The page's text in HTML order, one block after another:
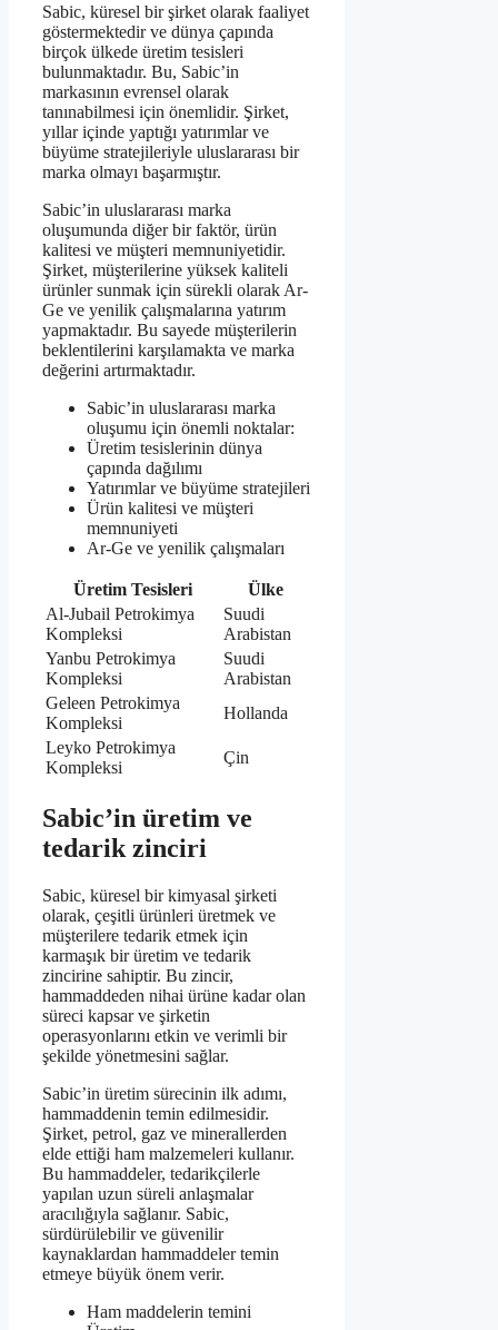
Sabic, küresel bir şirket olarak faaliyet
göstermektedir ve dünya çapında
birçok ülkede üretim tesisleri
bulunmaktadır. Bu, Sabic’in
markasının evrensel olarak
tanınabilmesi için önemlidir. Şirket,
yıllar içinde yaptığı yatırımlar ve
büyüme stratejileriyle uluslararası bir
marka olmayı başarmıştır.
Sabic’in uluslararası marka
oluşumunda diğer bir faktör, ürün
kalitesi ve müşteri memnuniyetidir.
Şirket, müşterilerine yüksek kaliteli
ürünler sunmak için sürekli olarak Ar-
Ge ve yenilik çalışmalarına yatırım
yapmaktadır. Bu sayede müşterilerin
beklentilerini karşılamakta ve marka
değerini artırmaktadır.
Sabic’in uluslararası marka
oluşumu için önemli noktalar:
Üretim tesislerinin dünya
çapında dağılımı
Yatırımlar ve büyüme stratejileri
Ürün kalitesi ve müşteri
memnuniyeti
Ar-Ge ve yenilik çalışmaları
Üretim Tesisleri
Ülke
Al-Jubail Petrokimya
Kompleksi
Suudi
Arabistan
Yanbu Petrokimya
Kompleksi
Suudi
Arabistan
Geleen Petrokimya
Kompleksi
Hollanda
Leyko Petrokimya
Kompleksi
Çin
Sabic’in üretim ve
tedarik zinciri
Sabic, küresel bir kimyasal şirketi
olarak, çeşitli ürünleri üretmek ve
müşterilere tedarik etmek için
karmaşık bir üretim ve tedarik
zincirine sahiptir. Bu zincir,
hammaddeden nihai ürüne kadar olan
süreci kapsar ve şirketin
operasyonlarını etkin ve verimli bir
şekilde yönetmesini sağlar.
Sabic’in üretim sürecinin ilk adımı,
hammaddenin temin edilmesidir.
Şirket, petrol, gaz ve minerallerden
elde ettiği ham malzemeleri kullanır.
Bu hammaddeler, tedarikçilerle
yapılan uzun süreli anlaşmalar
aracılığıyla sağlanır. Sabic,
sürdürülebilir ve güvenilir
kaynaklardan hammaddeler temin
etmeye büyük önem verir.
Ham maddelerin temini